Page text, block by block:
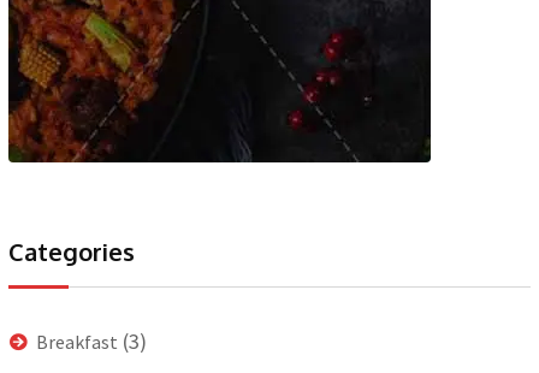
Categories
Breakfast (3)